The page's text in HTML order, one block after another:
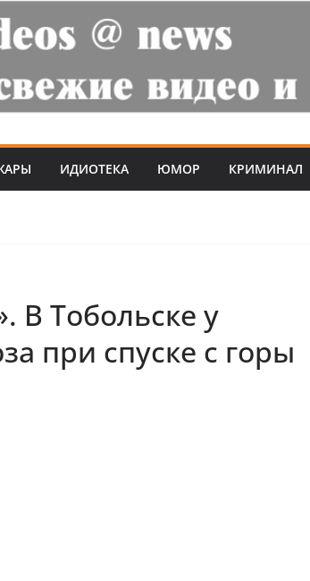
ИДИОТЕКА ЮМОР КРИМИНАЛ
В Тобольске у
при спуске с горы